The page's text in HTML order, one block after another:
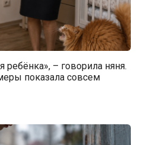
ребёнка», – говорила няня.
показала совсем